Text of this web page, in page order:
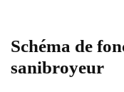
Schéma de
sanibroyeur